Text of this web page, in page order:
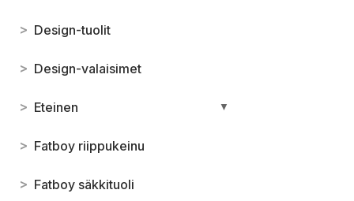
> Design-tuolit
> Design-valaisimet
> Eteinen ▼
> Fatboy riippukeinu
> Fatboy säkkituoli